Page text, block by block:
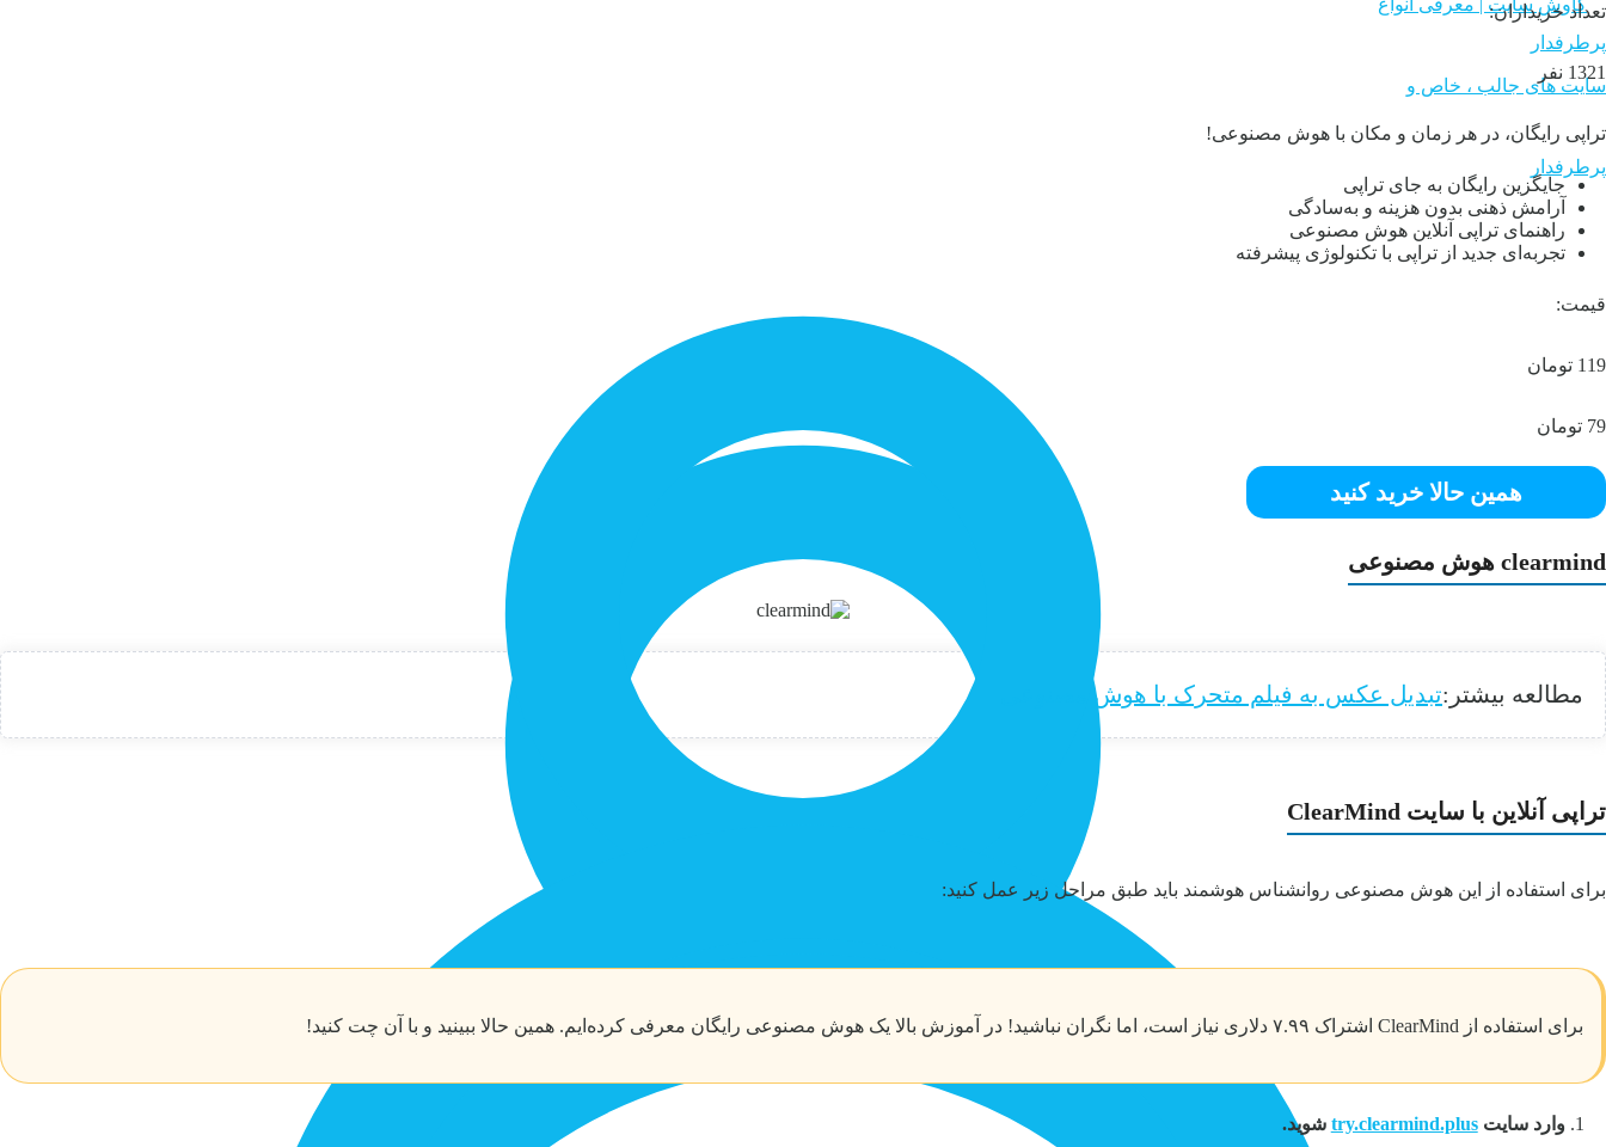
تعداد خریداران:
1321 نفر
تراپی رایگان، در هر زمان و مکان با هوش مصنوعی!
جایگزین رایگان به جای تراپی
آرامش ذهنی بدون هزینه و به‌سادگی
راهنمای تراپی آنلاین هوش مصنوعی
تجربه‌ای جدید از تراپی با تکنولوژی پیشرفته
قیمت:
119 تومان
79 تومان
همین حالا خرید کنید
clearmind هوش مصنوعی
مطالعه بیشتر:تبدیل عکس به فیلم متحرک با هوش مصنوعی
تراپی آنلاین با سایت ClearMind
برای استفاده از این هوش مصنوعی روانشناس هوشمند باید طبق مراحل زیر عمل کنید:
برای استفاده از ClearMind اشتراک ۷.۹۹ دلاری نیاز است، اما نگران نباشید! در آموزش بالا یک هوش مصنوعی رایگان معرفی کرده‌ایم. همین حالا ببینید و با آن چت کنید!
وارد سایتtry.clearmind.plus شوید.